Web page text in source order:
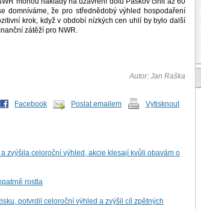
domníváme, že pro střednědobý výhled hospodaření
krok, když v období nízkých cen uhlí by bylo další
zátěží pro NWR.
Autor: Jan Raška
Facebook Poslat emailem Vytisknout
zvýšila celoroční výhled, akcie klesají kvůli obavám o
rostla
potvrdil celoroční výhled a zvýšil cíl zpětných